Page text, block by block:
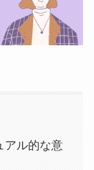
アル的な意